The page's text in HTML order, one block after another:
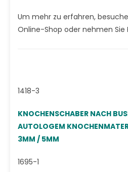
Um mehr zu erfahren,
Online-Shop oder nehmen
1418-3
KNOCHENSCHABER NACH
AUTOLOGEM
3MM / 5MM
1695-1